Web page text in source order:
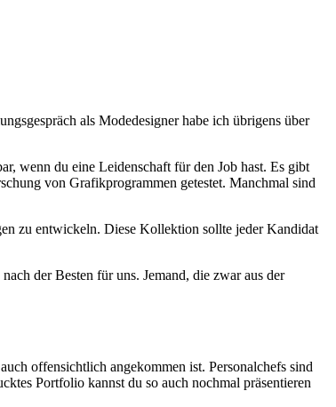
als Modedesigner habe ich übrigens über
wenn du eine Leidenschaft für den Job hast. Es gibt
von Grafikprogrammen getestet. Manchmal sind
zu entwickeln. Diese Kollektion sollte jeder Kandidat
der Besten für uns. Jemand, die zwar aus der
offensichtlich angekommen ist. Personalchefs sind
Portfolio kannst du so auch nochmal präsentieren